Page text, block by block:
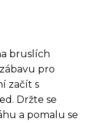
bruslích
pro
začít s
Držte se
a pomalu se